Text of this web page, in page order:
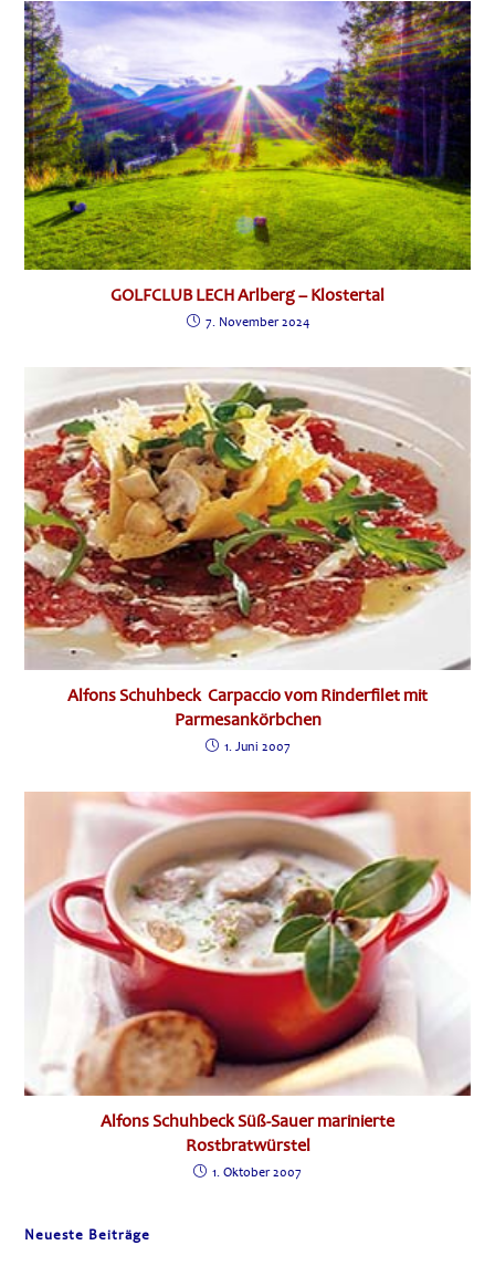
GOLFCLUB LECH Arlberg – Klostertal
7. November 2024
Alfons Schuhbeck Carpaccio vom Rinderfilet mit
Parmesankörbchen
1. Juni 2007
Alfons Schuhbeck Süß-Sauer marinierte
Rostbratwürstel
1. Oktober 2007
Neueste Beiträge